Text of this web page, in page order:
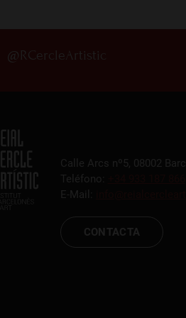
@RCercleArtistic
Calle Arcs nº5, 08002
Teléfono:
E-Mail:
CONTACTA